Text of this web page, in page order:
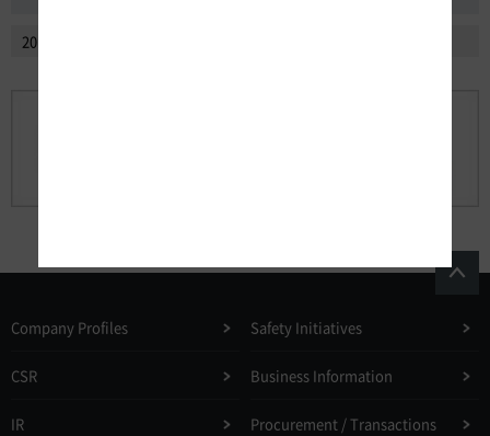
2014年2月以前のニュースリリースを見る
Company Profiles Safety Initiatives
CSR Business Information
IR Procurement / Transactions